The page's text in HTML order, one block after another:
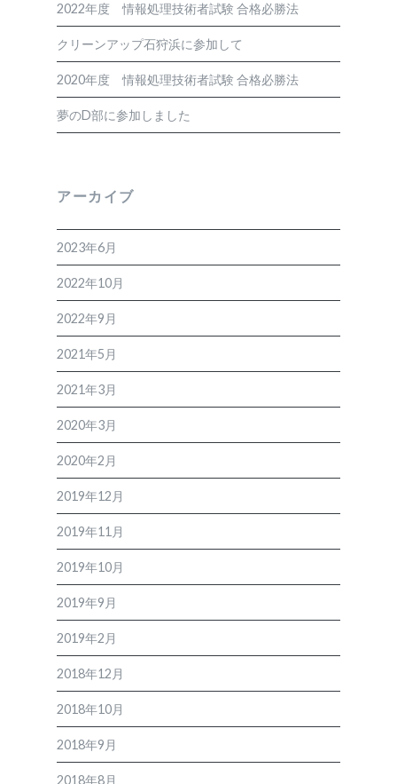
2022年度 情報処理技術者試験 合格必勝法
クリーンアップ石狩浜に参加して
2020年度 情報処理技術者試験 合格必勝法
夢のD部に参加しました
アーカイブ
2023年6月
2022年10月
2022年9月
2021年5月
2021年3月
2020年3月
2020年2月
2019年12月
2019年11月
2019年10月
2019年9月
2019年2月
2018年12月
2018年10月
2018年9月
2018年8月